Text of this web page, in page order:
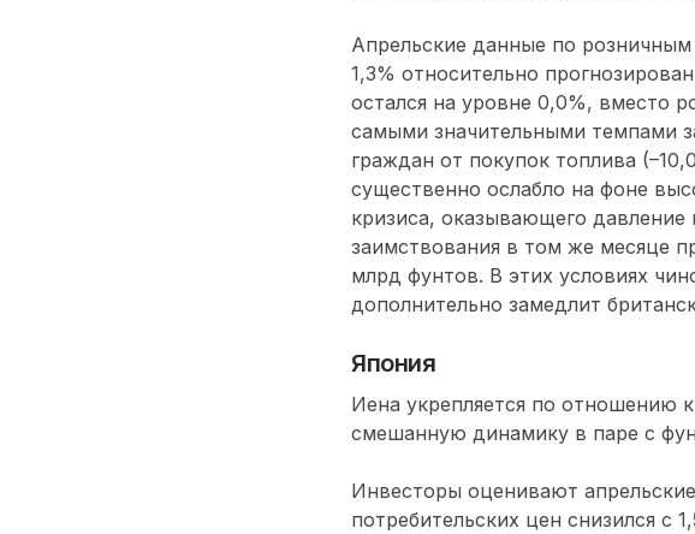
Апрельские данные по
1,3% относительно
остался на уровне 0,0%, вместо
самыми значительными темпами
граждан от покупок топлива
существенно ослабло на фоне
кризиса, оказывающего
заимствования в том же месяце
млрд фунтов. В этих условиях
дополнительно замедлит
Япония
Иена укрепляется по отношению
смешанную динамику в паре с
Инвесторы оценивают
потребительских цен снизился с